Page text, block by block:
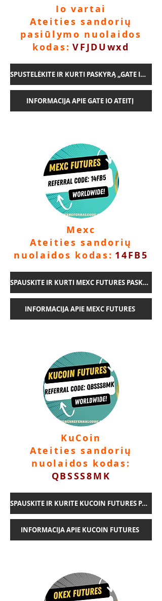
Io vartai
Ateities sandorių
pasiūlymo nuolaidos
kodas: VFJDUwxd
SPUSTELĖKITE IR KURTI PASKYRĄ „GATE IO FUTURES“.
INFORMACIJA APIE GATE IO ATEITĮ
Mexc
Ateities sandorių
nuolaidos kodas: 14FB5
SPAUSKITE IR KURTI MEXC FUTURES PASKYRĄ
INFORMACIJA APIE MEXC FUTURES
KuCoin
Ateities sandorių
nuolaidos kodas:
QBSSS8MK
SPAUSKITE IR KURITE KUCOIN FUTURES PASKYRĄ
INFORMACIJA APIE KUCOIN FUTURES